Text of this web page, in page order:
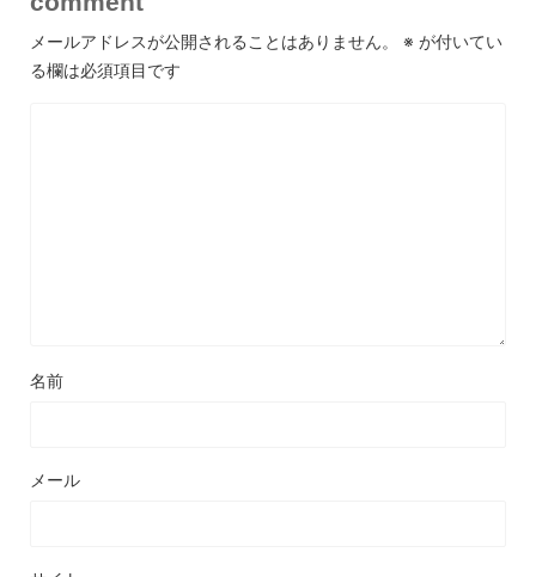
メールアドレスが公開されることはありません。 ※ が付いてい
る欄は必須項目です
名前
メール